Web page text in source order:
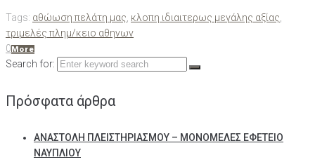
Tags: αθώωση πελάτη μας κλοπη ιδιαιτερως μεγάλης αξίας
τριμελές πλημ/κειο αθηνων
0 More
Search for:
Πρόσφατα άρθρα
ΑΝΑΣΤΟΛΗ ΠΛΕΙΣΤΗΡΙΑΣΜΟΥ – ΜΟΝΟΜΕΛΕΣ ΕΦΕΤΕΙΟ
ΝΑΥΠΛΙΟΥ